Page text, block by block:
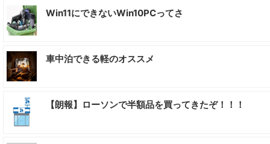
Win11にできないWin10PCってさ
車中泊できる軽のオススメ
【朗報】ローソンで半額品を買ってきたぞ！！！